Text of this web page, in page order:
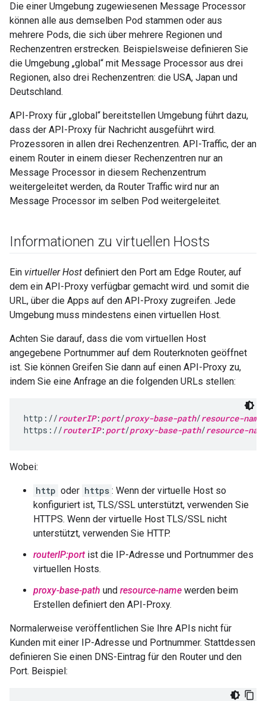
Die einer Umgebung zugewiesenen Message Processor
können alle aus demselben Pod stammen oder aus
mehrere Pods, die sich über mehrere Regionen und
Rechenzentren erstrecken. Beispielsweise definieren Sie
die Umgebung „global“ mit Message Processor aus drei
Regionen, also drei Rechenzentren: die USA, Japan und
Deutschland.
API-Proxy für „global“ bereitstellen Umgebung führt dazu,
dass der API-Proxy für Nachricht ausgeführt wird.
Prozessoren in allen drei Rechenzentren. API-Traffic, der an
einem Router in einem dieser Rechenzentren nur an
Message Processor in diesem Rechenzentrum
weitergeleitet werden, da Router Traffic wird nur an
Message Processor im selben Pod weitergeleitet.
Informationen zu virtuellen Hosts
Ein virtueller Host definiert den Port am Edge Router, auf
dem ein API-Proxy verfügbar gemacht wird. und somit die
URL, über die Apps auf den API-Proxy zugreifen. Jede
Umgebung muss mindestens einen virtuellen Host.
Achten Sie darauf, dass die vom virtuellen Host
angegebene Portnummer auf dem Routerknoten geöffnet
ist. Sie können Greifen Sie dann auf einen API-Proxy zu,
indem Sie eine Anfrage an die folgenden URLs stellen:
http://routerIP: port/proxy-base-path/resource-name
https://routerIP: port/proxy-base-path/resource-
Wobei:
http oder https : Wenn der virtuelle Host so
konfiguriert ist, TLS/SSL unterstützt, verwenden Sie
HTTPS. Wenn der virtuelle Host TLS/SSL nicht
unterstützt, verwenden Sie HTTP.
routerIP:portist die IP-Adresse und Portnummer des
virtuellen Hosts.
proxy-base-path und resource-name werden beim
Erstellen definiert den API-Proxy.
Normalerweise veröffentlichen Sie Ihre APIs nicht für
Kunden mit einer IP-Adresse und Portnummer. Stattdessen
definieren Sie einen DNS-Eintrag für den Router und den
Port. Beispiel: